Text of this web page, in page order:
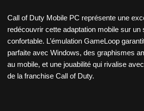
Call of Duty Mobile PC représente une
redécouvrir cette adaptation mobile sur un
confortable. L’émulation GameLoop
parfaite avec Windows, des graphismes
au mobile, et une jouabilité qui rivalise
de la franchise Call of Duty.